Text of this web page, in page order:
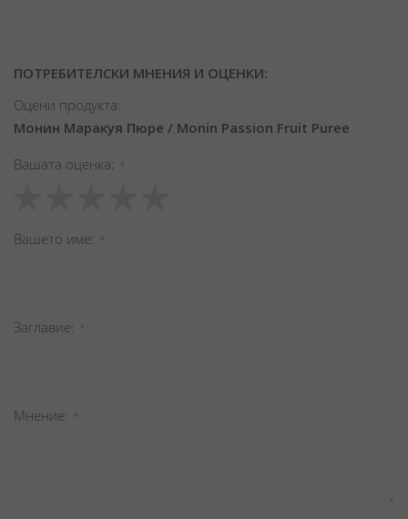
ПОТРЕБИТЕЛСКИ МНЕНИЯ И ОЦЕНКИ:
Оцени продукта:
Монин Маракуя Пюре / Monin Passion Fruit Puree
Вашата оценка
star
stars
stars
stars
stars
Вашето име
Заглавиe
Мнение